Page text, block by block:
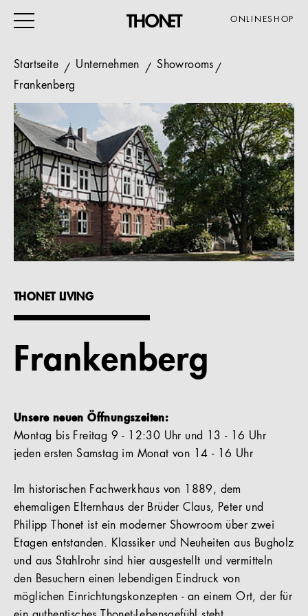
ONLINESHOP
ARBEITEN
WOHNEN
VERANSTALTUNG
GASTRO & HOTEL
ALLE PRODUKTE
Magazin
Service
Unternehmen
DE
Startseite Unternehmen
Showrooms
Frankenberg
THONET LIVING
Frankenberg
Unsere neuen Öffnungszeiten:
Montag bis Freitag 9 - 12:30 Uhr und 13 - 16 Uhr
jeden ersten Samstag im Monat von 14 - 16 Uhr
Im historischen Fachwerkhaus von 1889, dem
ehemaligen Elternhaus der Brüder Claus, Peter und
Philipp Thonet ist ein moderner Showroom über zwei
Etagen entstanden. Klassiker und Neuheiten aus Bugholz
und aus Stahlrohr sind hier ausgestellt und vermitteln
den Besuchern einen lebendigen Eindruck von
möglichen Einrichtungskonzepten - an einem Ort, der für